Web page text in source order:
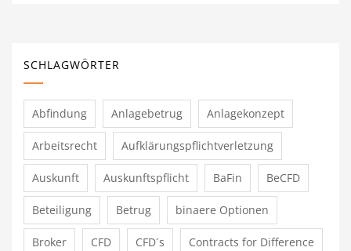
SCHLAGWÖRTER
Abfindung Anlagebetrug Anlagekonzept
Arbeitsrecht Aufklärungspflichtverletzung
Auskunft Auskunftspflicht BaFin BeCFD
Beteiligung Betrug binaere Optionen
Broker CFD CFD´s Contracts for Difference